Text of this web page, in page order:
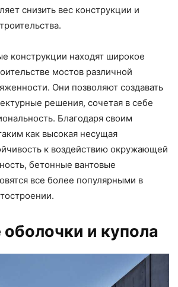
снизить вес конструкции и
конструкции находят широкое
мостов различной
Они позволяют создавать
решения, сочетая в себе
Благодаря своим
как высокая несущая
к воздействию окружающей
бетонные вантовые
все более популярными в
и купола